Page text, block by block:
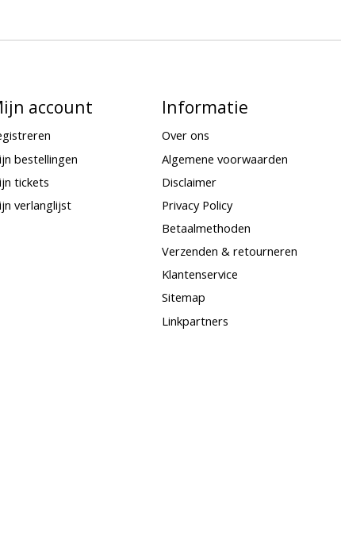
account
bestellingen
tickets
verlanglijst
Informatie
Over ons
Algemene voorwaarden
Disclaimer
Privacy Policy
Betaalmethoden
Verzenden & retourneren
Klantenservice
Sitemap
Linkpartners